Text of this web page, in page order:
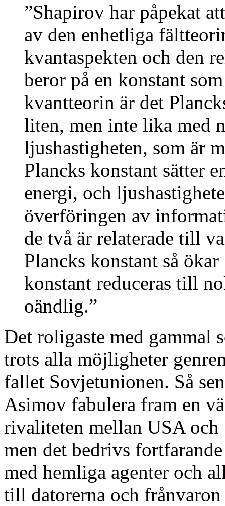
”Shapirov har påpekat
av den enhetliga
kvantaspekten och den
beror på en konstant
kvantteorin är det
liten, men inte lika med
ljushastigheten, som är
Plancks konstant sätter
energi, och
överföringen av
de två är relaterade till
Plancks konstant så
konstant reduceras till
oändlig.”
Det roligaste med gammal
trots alla möjligheter
fallet Sovjetunionen. Så
Asimov fabulera fram en
rivaliteten mellan USA
men det bedrivs
med hemliga agenter och
till datorerna och